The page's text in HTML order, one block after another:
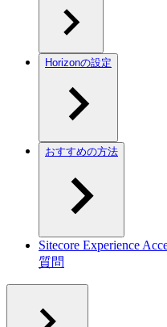
Horizonの設定
おすすめの方法
Sitecore Experience
質問